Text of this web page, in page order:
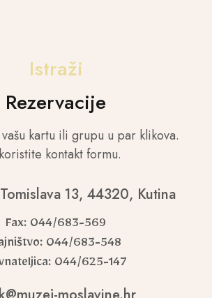
Istraži
Rezervacije
kartu ili grupu u par klikova.
kontakt formu.
13, 44320, Kutina
Fax: 044/683-569
044/683-548
044/625-147